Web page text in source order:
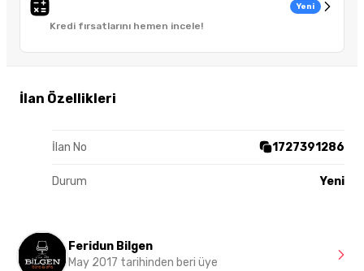
Kredi fırsatlarını hemen incele!
Yeni
İlan Özellikleri
İlan No 1727391286
Durum Yeni
Feridun Bilgen
May 2017 tarihinden beri üye